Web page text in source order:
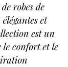
robes de
et
est un
confort et le